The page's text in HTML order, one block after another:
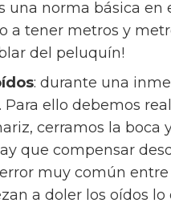
una norma básica
a tener metros y
del peluquín!
: durante una
Para ello debemos
cerramos la boca
que compensar
muy común
a doler los oídos